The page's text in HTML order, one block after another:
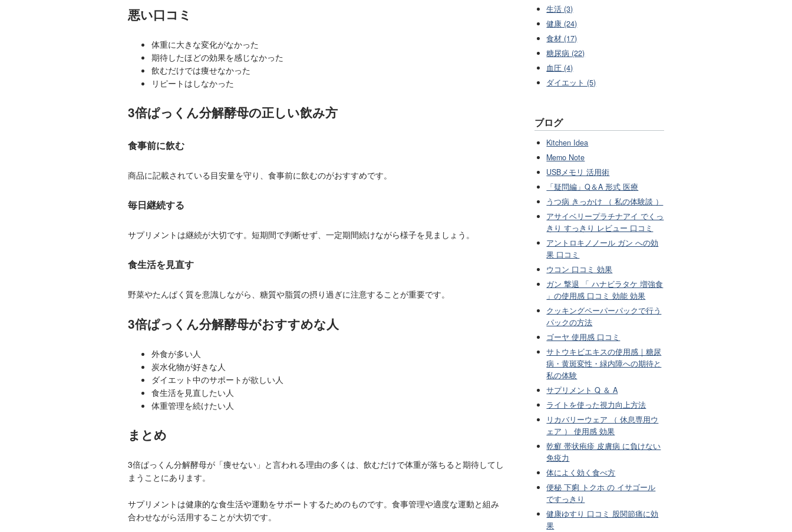
悪い口コミ
体重に大きな変化がなかった
期待したほどの効果を感じなかった
飲むだけでは痩せなかった
リピートはしなかった
3倍ぱっくん分解酵母の正しい飲み方
食事前に飲む
商品に記載されている目安量を守り、食事前に飲むのがおすすめです。
毎日継続する
サプリメントは継続が大切です。短期間で判断せず、一定期間続けながら様子を見ましょう。
食生活を見直す
野菜やたんぱく質を意識しながら、糖質や脂質の摂り過ぎに注意することが重要です。
3倍ぱっくん分解酵母がおすすめな人
外食が多い人
炭水化物が好きな人
ダイエット中のサポートが欲しい人
食生活を見直したい人
体重管理を続けたい人
まとめ
3倍ぱっくん分解酵母が「痩せない」と言われる理由の多くは、飲むだけで体重が落ちると期待してし
まうことにあります。
サプリメントは健康的な食生活や運動をサポートするためのものです。食事管理や適度な運動と組み
合わせながら活用することが大切です。
生活 (3)
健康 (24)
食材 (17)
糖尿病 (22)
血圧 (4)
ダイエット (5)
ブログ
Kitchen Idea
Memo Note
USBメモリ 活用術
「疑問編」Q＆A 形式 医療
うつ病 きっかけ （ 私の体験談 ）
アサイベリープラチナアイ でくっ
きり すっきり レビュー 口コミ
アントロキノノール ガン への効
果 口コミ
ウコン 口コミ 効果
ガン 撃退 「 ハナビラタケ 増強食
」の使用感 口コミ 効能 効果
クッキングペーパーパックで行う
パックの方法
ゴーヤ 使用感 口コミ
サトウキビエキスの使用感｜糖尿
病・黄斑変性・緑内障への期待と
私の体験
サプリメント Q ＆ A
ライトを使った視力向上方法
リカバリーウェア （ 休息専用ウ
ェア ） 使用感 効果
乾癬 帯状疱疹 皮膚病 に負けない
免疫力
体によく効く食べ方
便秘 下痢 トクホ の イサゴール
ですっきり
健康ゆすり 口コミ 股関節痛に効
果